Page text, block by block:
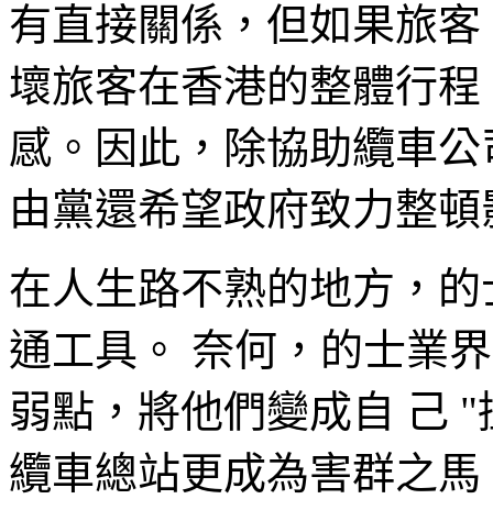
有直接關係，但如果旅
壞旅客在香港的整體行
感。因此，除協助纜車
由黨還希望政府致力整
在人生路不熟的地方，
通工具。 奈何，的士業
弱點，將他們變成自 己
纜車總站更成為害群之